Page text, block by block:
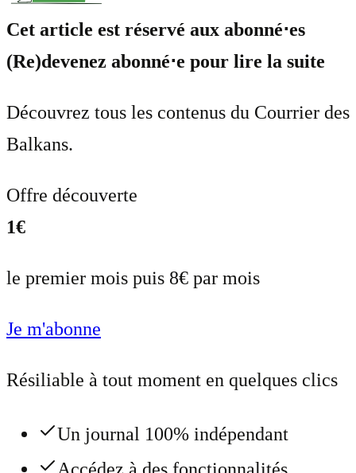
Cet article est réservé aux abonné⋅es
(Re)devenez abonné⋅e pour lire la suite
Découvrez tous les contenus du Courrier des
Balkans.
Offre découverte
1€
le premier mois puis 8€ par mois
Je m'abonne
Résiliable à tout moment en quelques clics
Un journal 100% indépendant